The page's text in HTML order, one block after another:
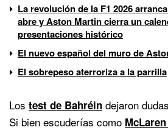
La revolución de la F1 2026
abre y Aston Martin cierra un
presentaciones histórico
El nuevo español del muro de
El sobrepeso aterroriza a la parrilla
Los test de Bahréin dejaron
Si bien escuderías como McLaren